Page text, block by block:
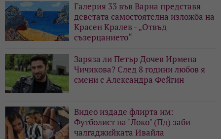
Галерия 33 във Варна представя
деветата самостоятелна изложба на
Красен Кралев - „Отвъд
съзерцанието“
Заряза ли Петър Дочев Ирмена
Чичикова? След 8 години любов я
смени с Александра Фейгин
Видео издаде флирта им:
Футболист на "Локо" (Пд) заби
чалгаджийката Ивайла